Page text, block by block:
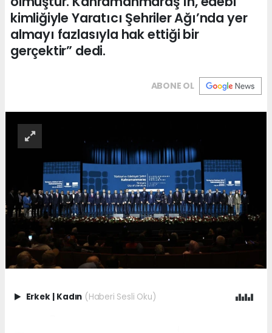
kimliğiyle Yaratıcı Şehriler Ağı’nda yer
almayı fazlasıyla hak ettiği bir
gerçektir” dedi.
ABONE OL
Erkek Kadın (Haberi Sesli Oku)